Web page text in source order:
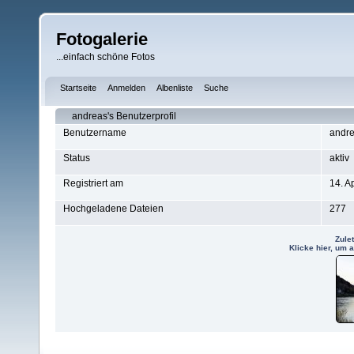
Fotogalerie
...einfach schöne Fotos
Startseite Anmelden Albenliste Suche
andreas's Benutzerprofil
Benutzername
Status aktiv
Registriert am 14.
Hochgeladene Dateien 277
Klicke hier, um